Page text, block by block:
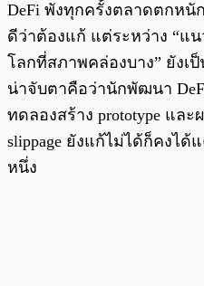
DeFi พังทุกครั้งตลาดตกหนั
ดีว่าต้องแก้ แต่ระหว่าง “แ
โลกที่สภาพคล่องบาง” ยังเ
น่าจับตาคือว่านักพัฒนา
ทดลองสร้าง prototype แล
slippage ยังแก้ไม่ได้ก็คงไ
หนึ่ง